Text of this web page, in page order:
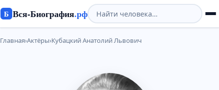
Б Вся-Биография.рф
Главная›Актёры›Кубацкий Анатолий Львович